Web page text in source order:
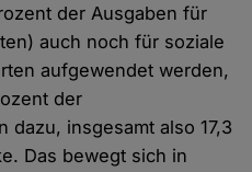
der Ausgaben für
auch noch für soziale
aufgewendet werden,
der
dazu, insgesamt also 17,3
Das bewegt sich in